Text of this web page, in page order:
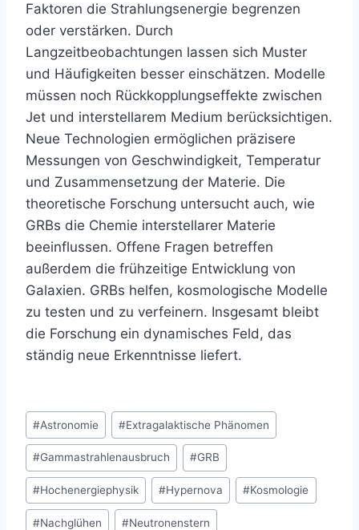
Faktoren die Strahlungsenergie begrenzen
oder verstärken. Durch
Langzeitbeobachtungen lassen sich Muster
und Häufigkeiten besser einschätzen. Modelle
müssen noch Rückkopplungseffekte zwischen
Jet und interstellarem Medium berücksichtigen.
Neue Technologien ermöglichen präzisere
Messungen von Geschwindigkeit, Temperatur
und Zusammensetzung der Materie. Die
theoretische Forschung untersucht auch, wie
GRBs die Chemie interstellarer Materie
beeinflussen. Offene Fragen betreffen
außerdem die frühzeitige Entwicklung von
Galaxien. GRBs helfen, kosmologische Modelle
zu testen und zu verfeinern. Insgesamt bleibt
die Forschung ein dynamisches Feld, das
ständig neue Erkenntnisse liefert.
Schlagworte:
#Astronomie #Extragalaktische Phänomen
#Gammastrahlenausbruch #GRB
#Hochenergiephysik #Hypernova #Kosmologie
#Nachglühen #Neutronenstern